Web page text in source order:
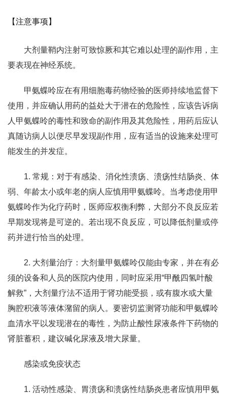
【注意事项】
大剂量鞘内注射可致惊厥和其它难以处理的副作用，主
要表现在神经系统。
甲氨蝶呤应在有用细胞毒药物经验的医师持续地监督下
使用，并应确认用药的益处大于潜在的危险性，应该告诉病
人甲氨蝶呤的毒性和致命的副作用及其危险性，用药后应认
真随访病人以便尽早发现副作用，应有适当的设施来处理可
能发生的并发症。
1. 常规：对于有感染、消化性溃疡、溃疡性结肠炎、体
弱、年龄太小或年老的病人应慎用甲氨蝶呤。当考虑使用甲
氨蝶呤作为化疗药时，医师应权衡利弊，大部分不良反应若
早期发现将是可逆的。若出现不良反应，可以降低剂量或停
药并进行恰当的处理。
2. 大剂量治疗：大剂量甲氨蝶呤仅能由专家，并在有必
须的设备和人员的医院内使用，同时应采用“甲酰四氢叶酸
解救”，大剂量疗法不适用于肾功能受损，或有腹水或大量
胸腔积液等液体潴留的病人。要密切监测肾功能和甲氨蝶呤
血清水平以发现潜在的毒性，为防止酸性尿液条件下药物的
肾脏蓄积，建议碱化尿液及增大尿量。
感染或免疫状态
1. 活动性感染、胃溃疡和溃疡性结肠炎患者应慎用甲氨